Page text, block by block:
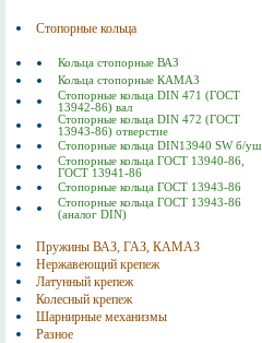
Стопорные кольца
Кольца стопорные ВАЗ
Кольца стопорные КАМАЗ
Стопорные кольца DIN 471 (ГОСТ
13942-86) вал
Стопорные кольца DIN 472 (ГОСТ
13943-86) отверстие
Стопорные кольца DIN13940 SW б/уш
Стопорные кольца ГОСТ 13940-86,
ГОСТ 13941-86
Стопорные кольца ГОСТ 13943-86
Стопорные кольца ГОСТ 13943-86
(аналог DIN)
Пружины ВАЗ, ГАЗ, КАМАЗ
Нержавеющий крепеж
Латунный крепеж
Колесный крепеж
Шарнирные механизмы
Разное